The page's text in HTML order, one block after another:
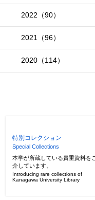
2022（90）
2021（96）
2020（114）
特別コレクション
Special Collections
本学が所蔵している貴重資料を
介しています。
Introducing rare collections of
Kanagawa University Library